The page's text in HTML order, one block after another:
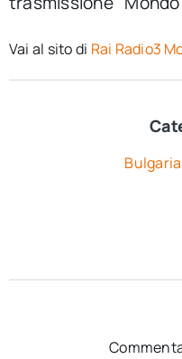
Vai al sito di Rai Radio3
Bulgaria